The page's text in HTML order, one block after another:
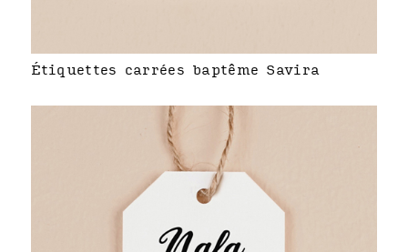
Étiquettes carrées baptême Savira